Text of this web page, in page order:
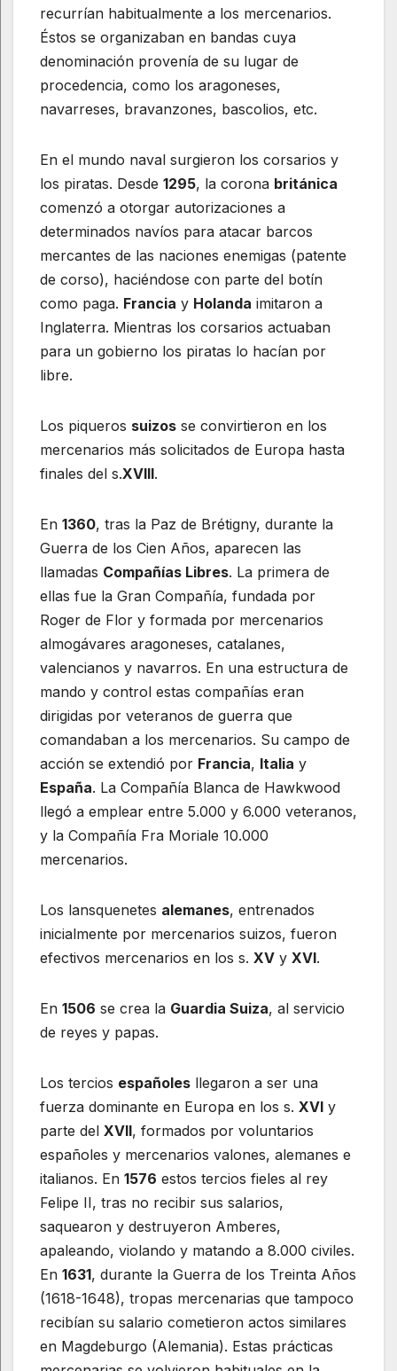
recurrían habitualmente a los mercenarios.
Éstos se organizaban en bandas cuya
denominación provenía de su lugar de
procedencia, como los aragoneses,
navarreses, bravanzones, bascolios, etc.
En el mundo naval surgieron los corsarios y
los piratas. Desde 1295, la corona británica
comenzó a otorgar autorizaciones a
determinados navíos para atacar barcos
mercantes de las naciones enemigas (patente
de corso), haciéndose con parte del botín
como paga. Francia y Holanda imitaron a
Inglaterra. Mientras los corsarios actuaban
para un gobierno los piratas lo hacían por
libre.
Los piqueros suizos se convirtieron en los
mercenarios más solicitados de Europa hasta
finales del s.XVIII.
En 1360, tras la Paz de Brétigny, durante la
Guerra de los Cien Años, aparecen las
llamadas Compañías Libres. La primera de
ellas fue la Gran Compañía, fundada por
Roger de Flor y formada por mercenarios
almogávares aragoneses, catalanes,
valencianos y navarros. En una estructura de
mando y control estas compañías eran
dirigidas por veteranos de guerra que
comandaban a los mercenarios. Su campo de
acción se extendió por Francia, Italia y
España. La Compañía Blanca de Hawkwood
llegó a emplear entre 5.000 y 6.000 veteranos,
y la Compañía Fra Moriale 10.000
mercenarios.
Los lansquenetes alemanes, entrenados
inicialmente por mercenarios suizos, fueron
efectivos mercenarios en los s. XV y XVI.
En 1506 se crea la Guardia Suiza, al servicio
de reyes y papas.
Los tercios españoles llegaron a ser una
fuerza dominante en Europa en los s. XVI y
parte del XVII, formados por voluntarios
españoles y mercenarios valones, alemanes e
italianos. En 1576 estos tercios fieles al rey
Felipe II, tras no recibir sus salarios,
saquearon y destruyeron Amberes,
apaleando, violando y matando a 8.000 civiles.
En 1631, durante la Guerra de los Treinta Años
(1618-1648), tropas mercenarias que tampoco
recibían su salario cometieron actos similares
en Magdeburgo (Alemania). Estas prácticas